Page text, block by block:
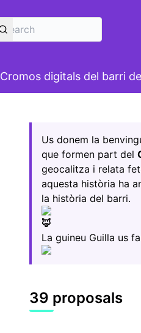
Cromos digitals del barri
Us donem la
que formen part del
geocalitza i relata
aquesta història ha
la història del barri.
La guineu Guilla us
39 proposals